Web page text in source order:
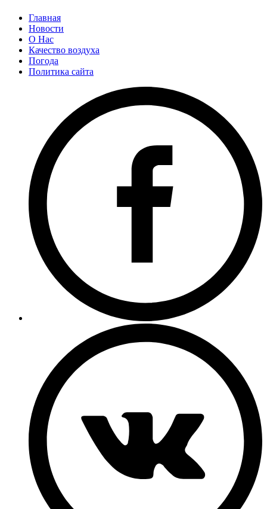
Главная
Новости
О Нас
Качество воздуха
Погода
Политика сайта